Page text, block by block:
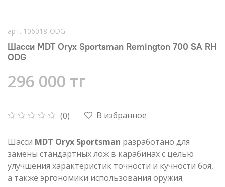
арт. 106018-ODG
Шасси MDT Oryx Sportsman Remington 700 SA RH
ODG
(0) В избранное
296 000 тг
Шасси MDT Oryx Sportsman разработано для
замены стандартных лож в карабинах с целью
улучшения характеристик точности и кучности боя,
а также эргономики использования оружия.